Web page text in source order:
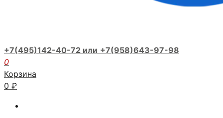
+7(495)142-40-72 или +7(958)643-97-98
0
Корзина
0 ₽